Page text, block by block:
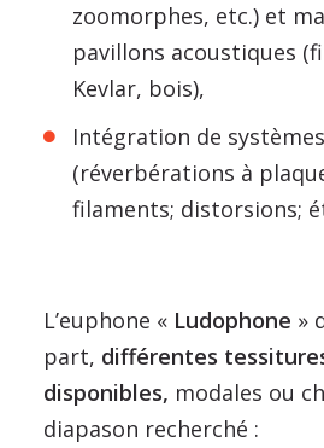
zoomorphes, etc.) et
pavillons acoustiques
Kevlar, bois),
Intégration de
(réverbérations à
filaments; distorsions;
L’euphone « Ludophone »
part, différentes
disponibles, modales ou
diapason recherché :